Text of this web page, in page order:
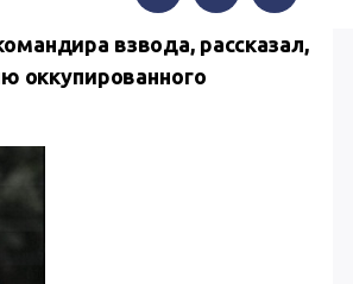
FacebookTwitterTelegram
взвода, рассказал,
оккупированного